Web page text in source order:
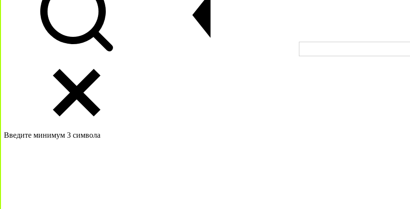
Введите минимум 3 символа